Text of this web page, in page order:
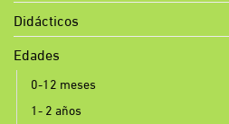
Didácticos
Edades
0-12 meses
1- 2 años